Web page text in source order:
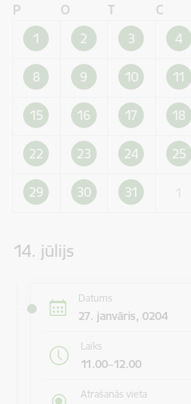
P O T C
1
2 3 4
8 9 10 11
15 16 17 18
22 23 24 25
29 30 31
14. jūlijs
Datums
27. janvāris, 0204
Laiks
11.00–12.00
Atrašanās vieta